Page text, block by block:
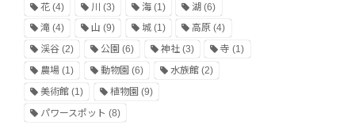
花 (4) 川 (3) 海(1) 湖 (6)
滝 (4) 山 (9) 城(1) 高原 (4)
渓谷 (2) 公園 (6) 神社(3) 寺 (1)
農場 (1) 動物園 (6) 水族館(2)
美術館 (1) 植物園 (9)
パワースポット (8)